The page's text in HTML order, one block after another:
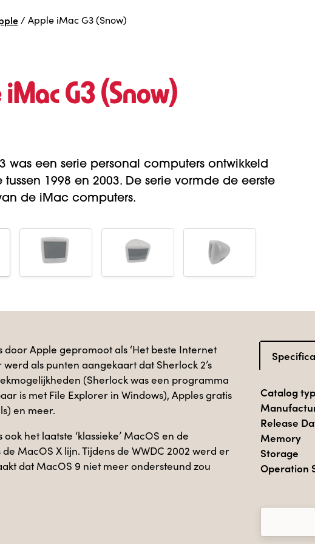
/ Apple iMac G3 (Snow)
G3 (Snow)
was een serie personal computers ontwikkeld
1998 en 2003. De serie vormde de eerste
de iMac computers.
door Apple gepromoot als ‘Het beste Internet
werd als punten aangekaart dat Sherlock 2’s
(Sherlock was een programma
is met File Explorer in Windows), Apples gratis
en meer.
het laatste ‘klassieke’ MacOS en de
MacOS X lijn. Tijdens de WWDC 2002 werd er
dat MacOS 9 niet meer ondersteund zou
Catalog
Release
Memory
Storage
Operation